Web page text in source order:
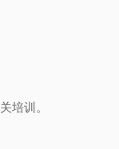
培训。